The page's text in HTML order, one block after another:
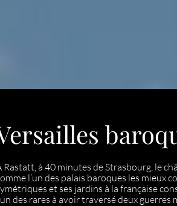
Rastatt, à 40 minutes de Strasbourg, le
l’un des palais baroques les mieux
et ses jardins à la française
des rares à avoir traversé deux